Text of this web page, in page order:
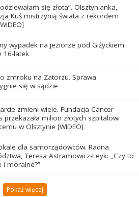
się złota”. Olsztynianka,
Kuś mistrzynią świata z rekordem
wypadek na jeziorze pod Giżyckiem.
16-latek
zmroku na Zatorzu. Sprawa
się w sądzie
zmieni wiele. Fundacja Cancer
przekazała milion złotych szpitalowi
w Olsztynie [WIDEO]
dla samorządowców. Radna
Teresa Astramowicz-Leyk: „Czy to
i moralne?”
Pokaż więcej